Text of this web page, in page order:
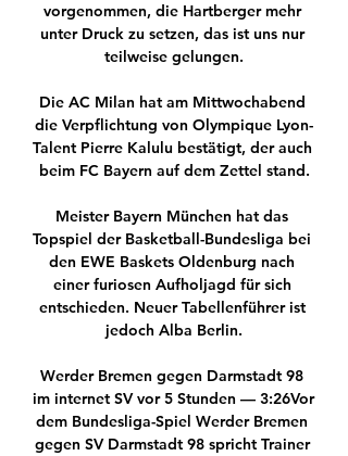
vorgenommen, die Hartberger mehr
unter Druck zu setzen, das ist uns nur
teilweise gelungen.
Die AC Milan hat am Mittwochabend
die Verpflichtung von Olympique Lyon-
Talent Pierre Kalulu bestätigt, der auch
beim FC Bayern auf dem Zettel stand.
Meister Bayern München hat das
Topspiel der Basketball-Bundesliga bei
den EWE Baskets Oldenburg nach
einer furiosen Aufholjagd für sich
entschieden. Neuer Tabellenführer ist
jedoch Alba Berlin.
Werder Bremen gegen Darmstadt 98
im internet SV vor 5 Stunden — 3:26Vor
dem Bundesliga-Spiel Werder Bremen
gegen SV Darmstadt 98 spricht Trainer